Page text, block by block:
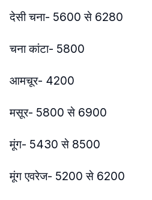
देसी चना- 5600 से 6280
चना कांटा- 5800
आमचूर- 4200
मसूर- 5800 से 6900
मूंग- 5430 से 8500
मूंग एवरेज- 5200 से 6200